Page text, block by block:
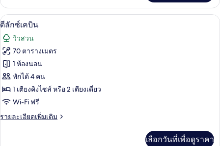
เกี่ยว
กับ
Private
เปิด
ภาพถ่าย
ทั้งหมด
ของ
ดี
ลัก
ซ์
เคบิน
มินิบาร์, ตู้นิรภัยในห้องพัก, โต๊ะทำงาน,
13
ดีลักซ์เคบิน
วิวสวน
70 ตารางเมตร
1 ห้องนอน
พักได้ 4 คน
1 เตียงคิงไซส์ หรือ 2 เตียงเดี่ยว
Wi-Fi ฟรี
รายละเอียดเพิ่มเติม
ราย
เลือกวันที่เพื่อดูราคา